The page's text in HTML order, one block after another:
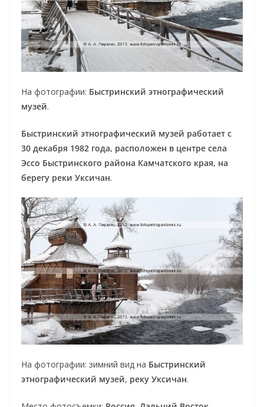
На фотографии: Быстринский этнографический
музей.
Быстринский этнографический музей работает с
30 декабря 1982 года, расположен в центре села
Эссо Быстринского района Камчатского края, на
берегу реки Уксичан.
На фотографии: зимний вид на Быстринский
этнографический музей, реку Уксичан.